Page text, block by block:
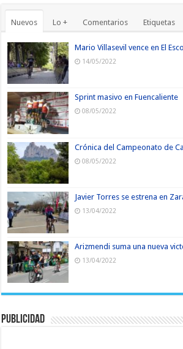
Nuevos Lo + Comentarios Etiquetas
Mario Villasevil vence en El
14/05/2022
Sprint masivo en Fuencaliente
08/05/2022
Crónica del Campeonato de
08/05/2022
Javier Torres se estrena en
13/04/2022
Arizmendi suma una nueva
13/04/2022
Publicidad